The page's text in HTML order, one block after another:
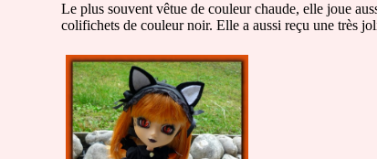
Le plus souvent vêtue de couleur chaude, elle joue
colifichets de couleur noir. Elle a aussi reçu une très